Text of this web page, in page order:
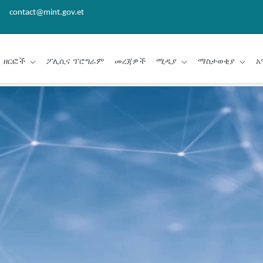
contact@mint.gov.et
ዘርፎች ፖሊሲና ፕሮግራም መረጃዎች ሚዲያ ማስታወቂያ